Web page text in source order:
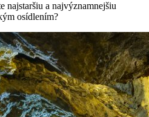
najstaršiu a najvýznamnejšiu
osídlením?